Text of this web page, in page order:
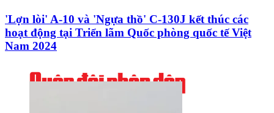
'Lợn lòi' A-10 và 'Ngựa thồ' C-130J kết thúc các
hoạt động tại Triển lãm Quốc phòng quốc tế Việt
Nam 2024